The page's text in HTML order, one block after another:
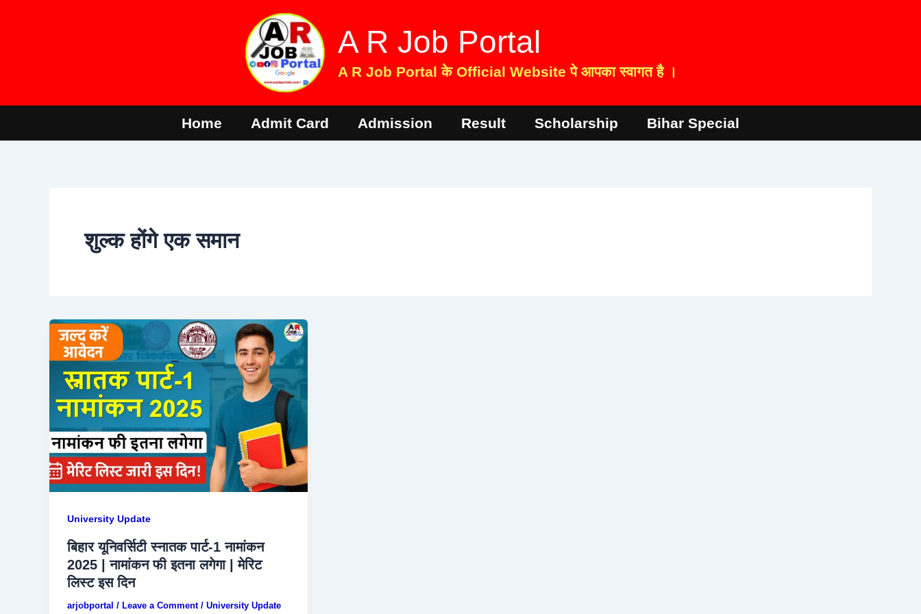
A R Job Portal
A R Job Portal के Official Website पे आपका स्वागत है ।
Home Admit Card Admission Result Scholarship Bihar Special
शुल्क होंगे एक समान
University Update
बिहार यूनिवर्सिटी स्नातक पार्ट-1 नामांकन
2025 | नामांकन फी इतना लगेगा | मेरिट
लिस्ट इस दिन
arjobportal / Leave a Comment / University Update